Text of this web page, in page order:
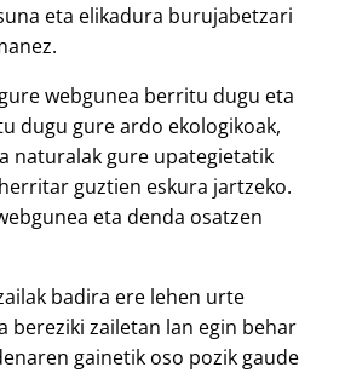
eta elikadura burujabetzari
webgunea berritu dugu eta
dugu gure ardo ekologikoak,
naturalak gure upategietatik
guztien eskura jartzeko.
eta denda osatzen
badira ere lehen urte
bereziki zailetan lan egin behar
gainetik oso pozik gaude